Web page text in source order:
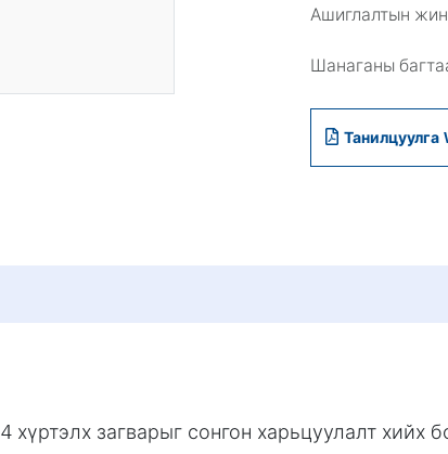
Ашиглалтын жин
Шанаганы
Танилцуулга
4 хүртэлх загварыг сонгон харьцуулалт хийх